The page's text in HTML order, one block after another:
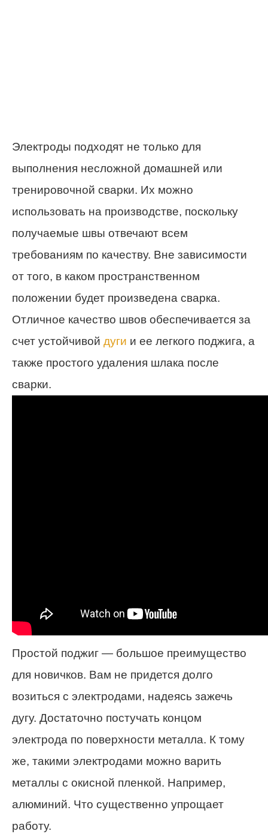
Электроды подходят не только для
выполнения несложной домашней или
тренировочной сварки. Их можно
использовать на производстве, поскольку
получаемые швы отвечают всем
требованиям по качеству. Вне зависимости
от того, в каком пространственном
положении будет произведена сварка.
Отличное качество швов обеспечивается за
счет устойчивой дуги и ее легкого поджига, а
также простого удаления шлака после
сварки.
Простой поджиг — большое преимущество
для новичков. Вам не придется долго
возиться с электродами, надеясь зажечь
дугу. Достаточно постучать концом
электрода по поверхности металла. К тому
же, такими электродами можно варить
металлы с окисной пленкой. Например,
алюминий. Что существенно упрощает
работу.